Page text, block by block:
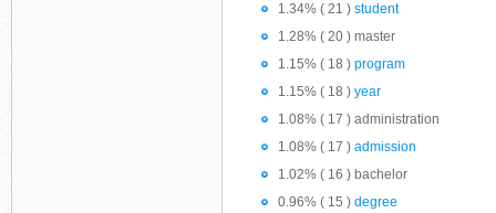
1.34% ( 21 ) student
1.28% ( 20 ) master
1.15% ( 18 ) program
1.15% ( 18 ) year
1.08% ( 17 ) administration
1.08% ( 17 ) admission
1.02% ( 16 ) bachelor
0.96% ( 15 ) degree